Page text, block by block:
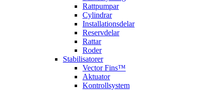
Rattpumpar
Cylindrar
Installationsdelar
Reservdelar
Rattar
Roder
Stabilisatorer
Vector Fins™
Aktuator
Kontrollsystem